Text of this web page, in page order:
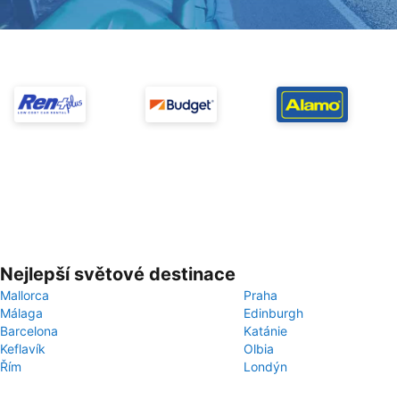
Nejlepší světové destinace
Mallorca
Praha
Málaga
Edinburgh
Barcelona
Katánie
Keflavík
Olbia
Řím
Londýn